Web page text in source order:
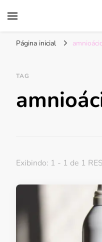
Página inicial
TAG
Exibindo: 1 - 1 de 1